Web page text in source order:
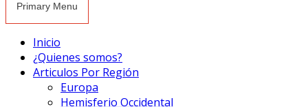
Primary Menu
Inicio
¿Quienes somos?
Articulos Por Región
Europa
Hemisferio Occidental